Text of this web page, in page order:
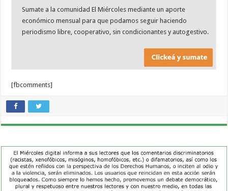
Sumate a la comunidad El Miércoles mediante un aporte
económico mensual para que podamos seguir haciendo
periodismo libre, cooperativo, sin condicionantes y autogestivo.
[fbcomments]